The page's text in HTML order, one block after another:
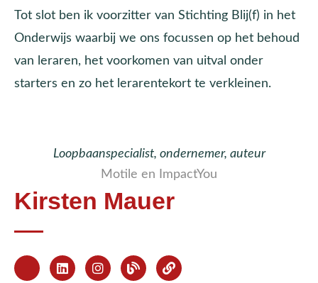
Tot slot ben ik voorzitter van Stichting Blij(f) in het
Onderwijs waarbij we ons focussen op het behoud
van leraren, het voorkomen van uitval onder
starters en zo het lerarentekort te verkleinen.
Loopbaanspecialist, ondernemer, auteur
Motile en ImpactYou
Kirsten Mauer